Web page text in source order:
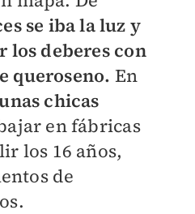
se iba la luz y
los deberes con
queroseno. En
chicas
en fábricas
los 16 años,
de